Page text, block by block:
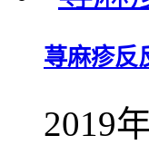
荨麻疹反
2019